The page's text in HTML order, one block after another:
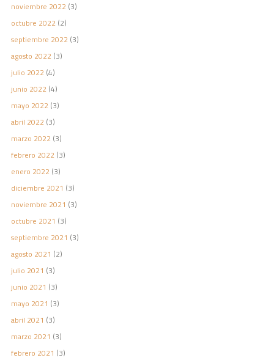
noviembre 2022 (3)
octubre 2022 (2)
septiembre 2022 (3)
agosto 2022 (3)
julio 2022 (4)
junio 2022 (4)
mayo 2022 (3)
abril 2022 (3)
marzo 2022 (3)
febrero 2022 (3)
enero 2022 (3)
diciembre 2021 (3)
noviembre 2021 (3)
octubre 2021 (3)
septiembre 2021 (3)
agosto 2021 (2)
julio 2021 (3)
junio 2021 (3)
mayo 2021 (3)
abril 2021 (3)
marzo 2021 (3)
febrero 2021 (3)